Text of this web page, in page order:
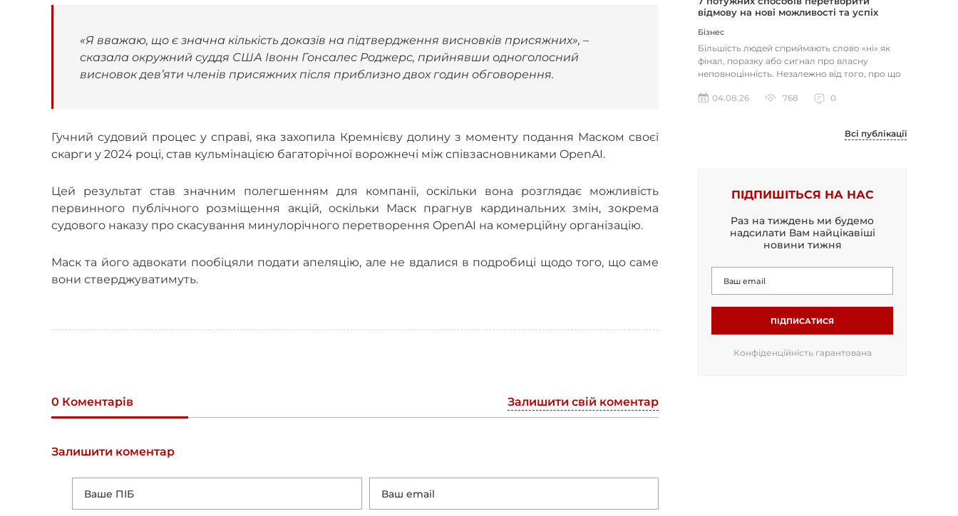
«Я вважаю, що є значна кількість доказів на підтвердження висновків присяжних», –
сказала окружний суддя США Івонн Гонсалес Роджерс, прийнявши одноголосний
висновок дев’яти членів присяжних після приблизно двох годин обговорення.
Гучний судовий процес у справі, яка захопила Кремнієву долину з моменту подання Маском своєї
скарги у 2024 році, став кульмінацією багаторічної ворожнечі між співзасновниками OpenAI.
Цей результат став значним полегшенням для компанії, оскільки вона розглядає можливість
первинного публічного розміщення акцій, оскільки Маск прагнув кардинальних змін, зокрема
судового наказу про скасування минулорічного перетворення OpenAI на комерційну організацію.
Маск та його адвокати пообіцяли подати апеляцію, але не вдалися в подробиці щодо того, що саме
вони стверджуватимуть.
0 Коментарів Залишити свій коментар
Залишити коментар
відмову на нові можливості та успіх
Бізнес
Більшість людей сприймають слово «ні» як
фінал, поразку або сигнал про власну
неповноцінність. Незалежно від того, про що
04.08.26
768 0
Всі публікації
ПІДПИШІТЬСЯ НА НАС
Раз на тиждень ми будемо
надсилати Вам найцікавіші
новини тижня
ПІДПИСАТИСЯ
Конфіденційність гарантована